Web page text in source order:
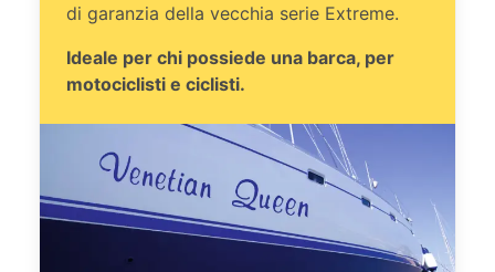
di garanzia della vecchia serie Extreme.
Ideale per chi possiede una barca, per
motociclisti e ciclisti.